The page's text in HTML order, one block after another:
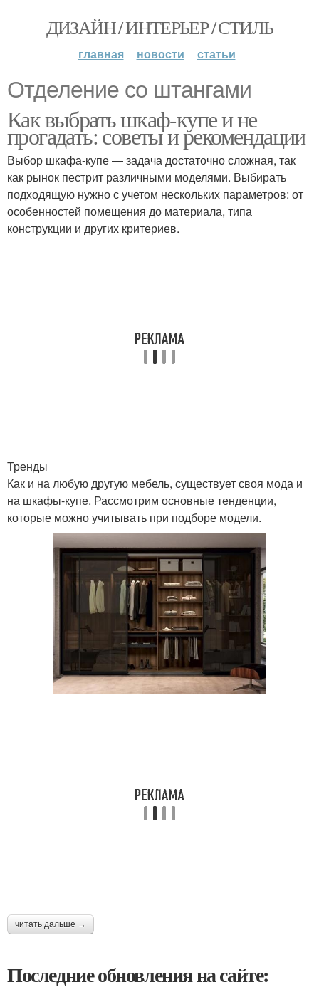
ДИЗАЙН / ИНТЕРЬЕР / СТИЛЬ
главная новости статьи
Отделение со штангами
Как выбрать шкаф-купе и не
прогадать: советы и рекомендации
Выбор шкафа-купе — задача достаточно сложная, так
как рынок пестрит различными моделями. Выбирать
подходящую нужно с учетом нескольких параметров: от
особенностей помещения до материала, типа
конструкции и других критериев.
Тренды
Как и на любую другую мебель, существует своя мода и
на шкафы-купе. Рассмотрим основные тенденции,
которые можно учитывать при подборе модели.
читать дальше →
Последние обновления на сайте: